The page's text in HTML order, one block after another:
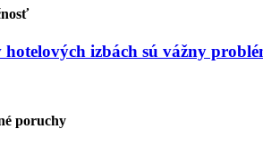
izbách sú vážny
poruchy